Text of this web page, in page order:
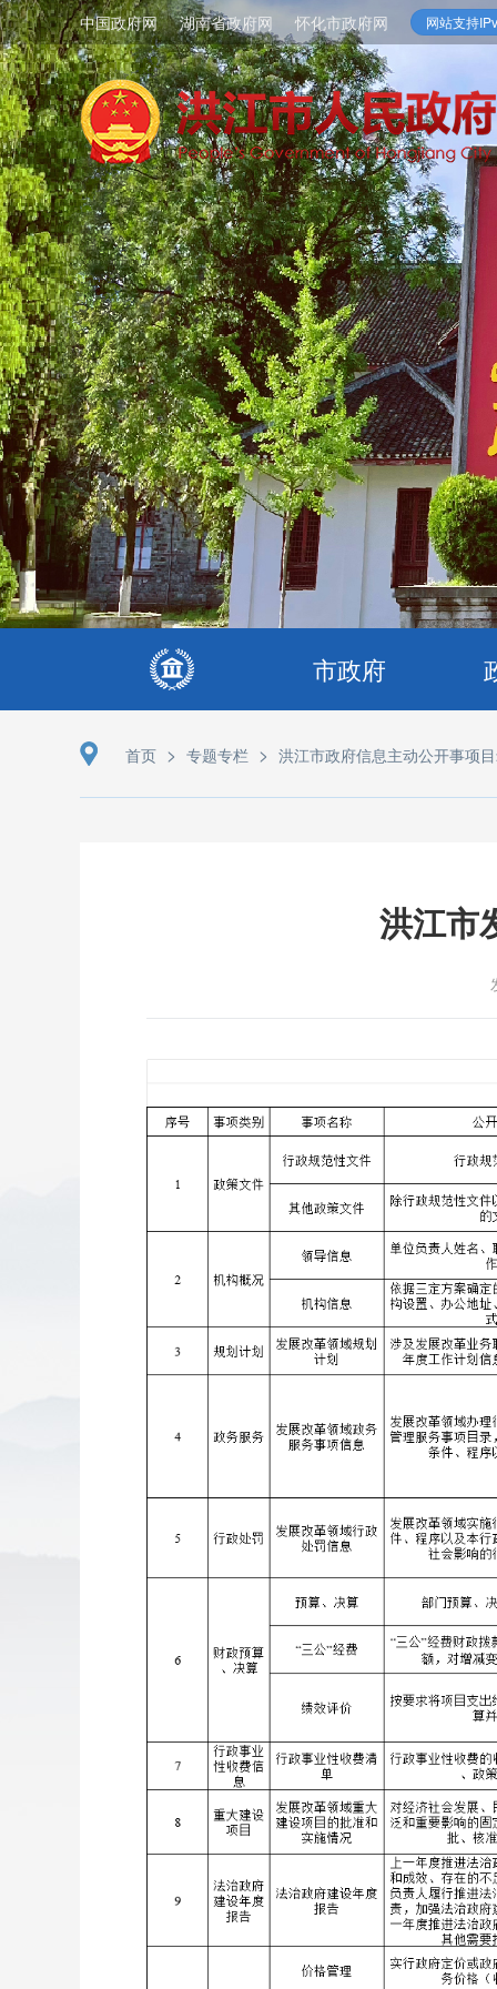
中国政府网 湖南省政府网 怀化市政府网 网站支持
市政府
首页 > 专题专栏 > 洪江市政府信息主动公开事项
洪江市